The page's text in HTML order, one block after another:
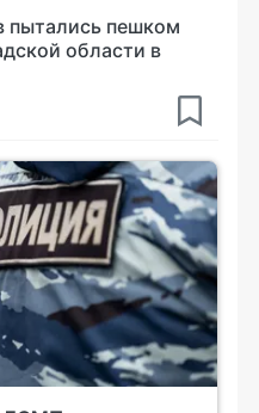
пытались пешком
области в